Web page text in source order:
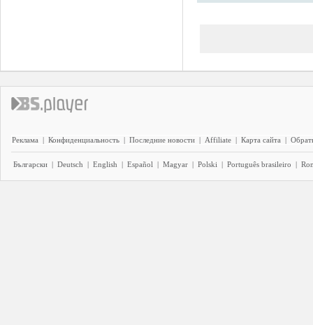
Реклама | Конфиденциальность | Последние новости | Affiliate | Карта сайта |
Български | Deutsch | English | Español | Magyar | Polski | Português brasileiro |